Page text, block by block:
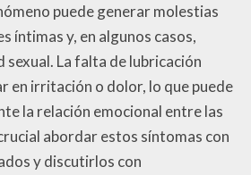
puede generar molestias
íntimas y, en algunos casos,
La falta de lubricación
en irritación o dolor, lo que puede
la relación emocional entre las
abordar estos síntomas con
y discutirlos con